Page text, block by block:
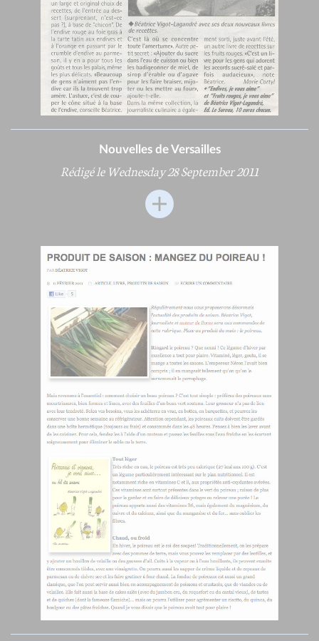
Nouvelles de Versailles
Rédigé le Wednesday 28 September 2011